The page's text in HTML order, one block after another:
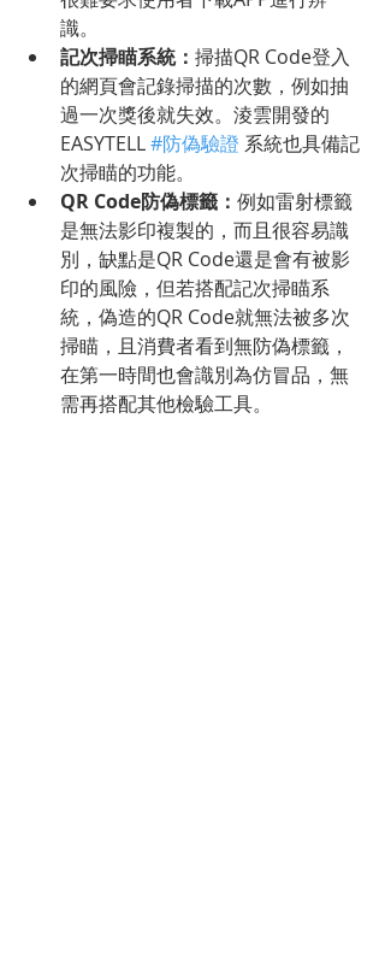
識。
記次掃瞄系統： 掃描QR Code登入
的網頁會記錄掃描的次數，例如抽
過一次獎後就失效。淩雲開發的
EASYTELL #防偽驗證 系統也具備記
次掃瞄的功能。
QR Code防偽標籤： 例如雷射標籤
是無法影印複製的，而且很容易識
別，缺點是QR Code還是會有被影
印的風險，但若搭配記次掃瞄系
統，偽造的QR Code就無法被多次
掃瞄，且消費者看到無防偽標籤，
在第一時間也會識別為仿冒品，無
需再搭配其他檢驗工具。